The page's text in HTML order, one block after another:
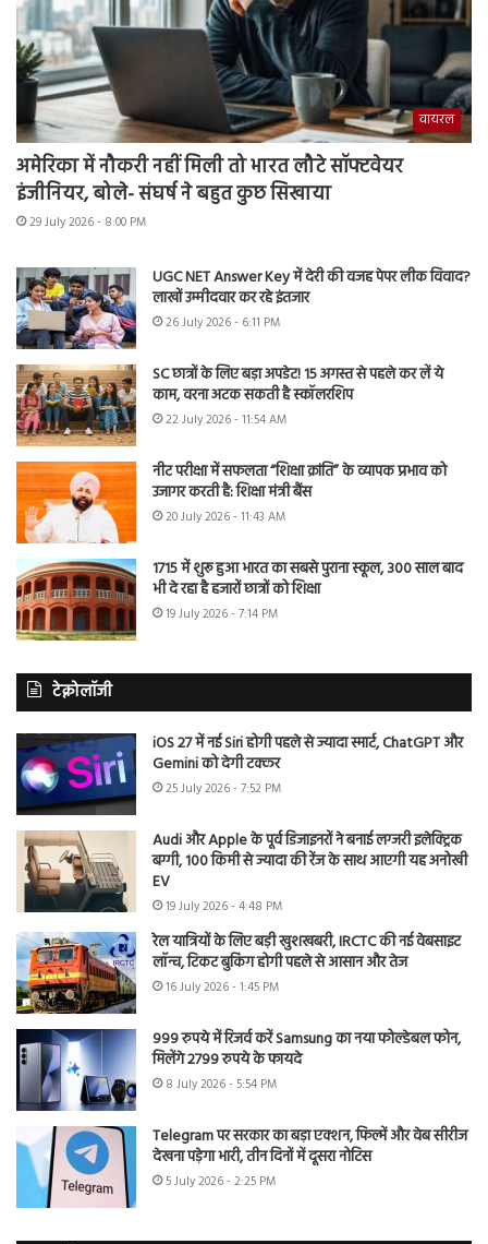
वायरल
अमेरिका में नौकरी नहीं मिली तो भारत लौटे सॉफ्टवेयर
इंजीनियर, बोले- संघर्ष ने बहुत कुछ सिखाया
29 July 2026 - 8:00 PM
UGC NET Answer Key में देरी की वजह पेपर लीक विवाद?
लाखों उम्मीदवार कर रहे इंतजार
26 July 2026 - 6:11 PM
SC छात्रों के लिए बड़ा अपडेट! 15 अगस्त से पहले कर लें ये
काम, वरना अटक सकती है स्कॉलरशिप
22 July 2026 - 11:54 AM
नीट परीक्षा में सफलता “शिक्षा क्रांति” के व्यापक प्रभाव को
उजागर करती है: शिक्षा मंत्री बैंस
20 July 2026 - 11:43 AM
1715 में शुरू हुआ भारत का सबसे पुराना स्कूल, 300 साल बाद
भी दे रहा है हजारों छात्रों को शिक्षा
19 July 2026 - 7:14 PM
टेक्नोलॉजी
iOS 27 में नई Siri होगी पहले से ज्यादा स्मार्ट, ChatGPT और
Gemini को देगी टक्कर
25 July 2026 - 7:52 PM
Audi और Apple के पूर्व डिजाइनरों ने बनाई लग्जरी इलेक्ट्रिक
बग्गी, 100 किमी से ज्यादा की रेंज के साथ आएगी यह अनोखी
EV
19 July 2026 - 4:48 PM
रेल यात्रियों के लिए बड़ी खुशखबरी, IRCTC की नई वेबसाइट
लॉन्च, टिकट बुकिंग होगी पहले से आसान और तेज
16 July 2026 - 1:45 PM
999 रुपये में रिजर्व करें Samsung का नया फोल्डेबल फोन,
मिलेंगे 2799 रुपये के फायदे
8 July 2026 - 5:54 PM
Telegram पर सरकार का बड़ा एक्शन, फिल्में और वेब सीरीज
देखना पड़ेगा भारी, तीन दिनों में दूसरा नोटिस
5 July 2026 - 2:25 PM